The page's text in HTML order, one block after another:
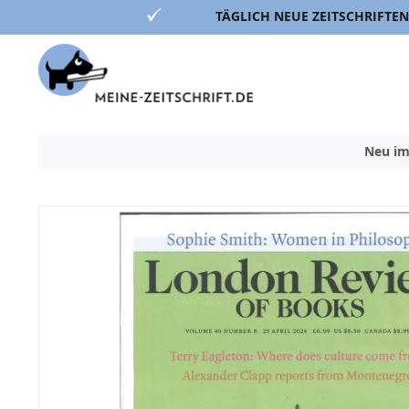
TÄGLICH NEUE ZEITSCHRIFTEN
Inhalt
Neu